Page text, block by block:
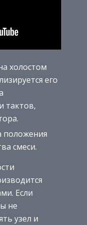
холостом
его
тактов,
положения
смеси.
Если
не
узел и